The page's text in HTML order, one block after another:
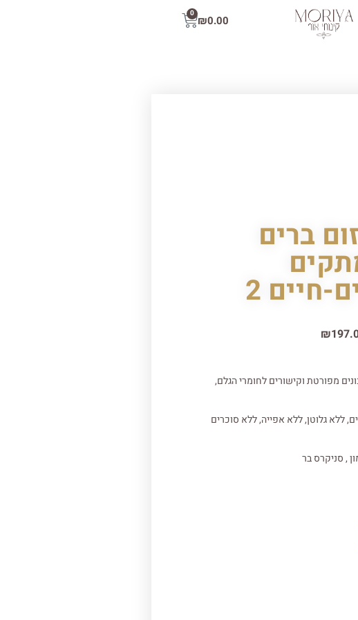
₪0.00
0
ברים
חיים 2
₪
מפורטת וקישורים לחומרי הגלם,
ללא גלוטן, ללא אפייה, ללא סוכרים
, סניקרס בר